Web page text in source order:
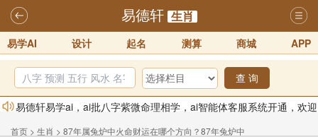
易德轩 生肖
易学AI 设计 起名 测算 商城 APP
查 询
易德轩易学ai，ai批八字紫微命理相学，ai智能体客服系统开通，欢迎
体验！！
2025-07-01
首页 > 生肖 > 87年属兔炉中火命财运在哪个方向？87年兔炉中